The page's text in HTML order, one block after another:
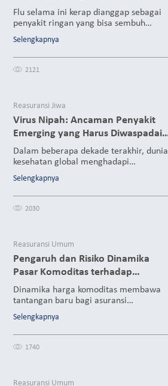
Kesehatan
Flu selama ini kerap dianggap sebagai
penyakit ringan yang bisa sembuh
namun perkembangan ilmu kesehatan
global menunjukkan influenza tidak
selalu sesederhana itu. Dalam beberapa
yang bermutasi dan menimbulkan
dampak yang jauh lebih serius.
Munculnya super flu membuka ruang
refleksi yang lebih luas mengenai
pentingnya strategi mitigasi risiko
kesehatan yang bersifat preventif dan
protektif, termasuk melalui edukasi
asuransi kepada masyarakat.
Selengkapnya
2121
Reasuransi Jiwa
Virus Nipah: Ancaman Penyakit
Emerging yang Harus Diwaspadai
dan Pentingnya Perlindungan
Asuransi Kesehatan
Dalam beberapa dekade terakhir, dunia
kesehatan global menghadapi
akibat munculnya berbagai penyakit
infeksi baru (emerging infectious
diseases), salah satu yang menjadi
Selengkapnya
2030
Reasuransi Umum
Pengaruh dan Risiko Dinamika
Pasar Komoditas terhadap
Asuransi Pengangkutan Barang
Dinamika harga komoditas membawa
tantangan baru bagi asuransi
risiko moral hazard dan pengelolaan
underwriting.
Selengkapnya
1740
Reasuransi Umum